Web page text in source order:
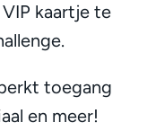
kaartje te
toegang
en meer!